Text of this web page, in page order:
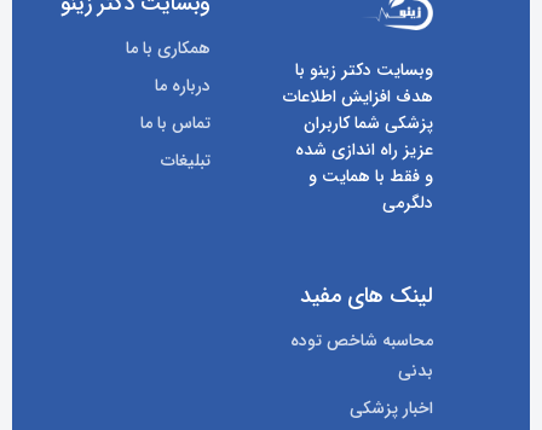
وبسایت دکتر زینو با
هدف افزایش اطلاعات
پزشکی شما کاربران
عزیز راه اندازی شده
و فقط با همایت و
دلگرمی
همکاری با ما
درباره ما
تماس با ما
تبلیغات
لینک های مفید
محاسبه شاخص توده
بدنی
اخبار پزشکی